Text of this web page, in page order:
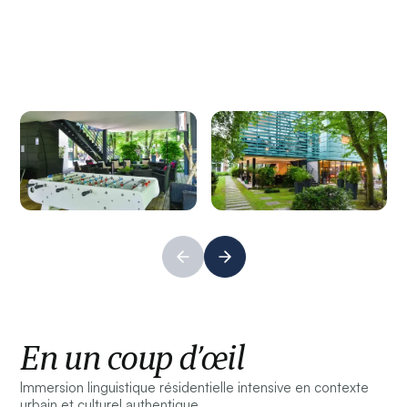
En un coup d’œil
Immersion linguistique résidentielle intensive en contexte